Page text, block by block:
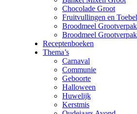
Chocolade Groot
Fruitvullingen en
Broodmeel
Broodmeel
Receptenboeken
Thema’s
Carnaval
Communie
Geboorte
Halloween
Huwelijk
Kerstmis